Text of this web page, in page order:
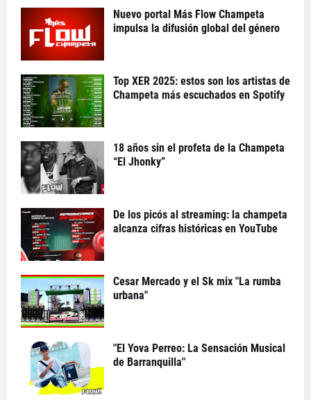
Nuevo portal Más Flow Champeta
impulsa la difusión global del género
Top XER 2025: estos son los artistas de
Champeta más escuchados en Spotify
18 años sin el profeta de la Champeta
“El Jhonky”
De los picós al streaming: la champeta
alcanza cifras históricas en YouTube
Cesar Mercado y el Sk mix "La rumba
urbana"
"El Yova Perreo: La Sensación Musical
de Barranquilla"